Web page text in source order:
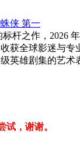
侠 第一
杆之作，2026
获全球影迷与
英雄剧集的艺
试，谢谢。